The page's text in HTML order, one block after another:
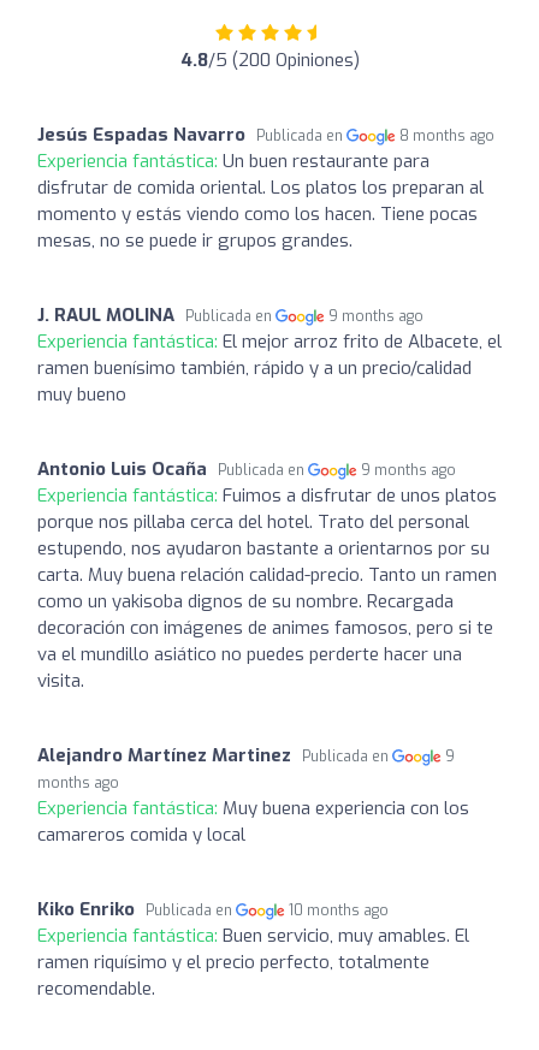
4.8/5 (200 Opiniones)
Jesús Espadas Navarro Publicada en 8 months ago
Experiencia fantástica: Un buen restaurante para
disfrutar de comida oriental. Los platos los preparan al
momento y estás viendo como los hacen. Tiene pocas
mesas, no se puede ir grupos grandes.
J. RAUL MOLINA Publicada en 9 months ago
Experiencia fantástica: El mejor arroz frito de Albacete, el
ramen buenísimo también, rápido y a un precio/calidad
muy bueno
Antonio Luis Ocaña Publicada en 9 months ago
Experiencia fantástica: Fuimos a disfrutar de unos platos
porque nos pillaba cerca del hotel. Trato del personal
estupendo, nos ayudaron bastante a orientarnos por su
carta. Muy buena relación calidad-precio. Tanto un ramen
como un yakisoba dignos de su nombre. Recargada
decoración con imágenes de animes famosos, pero si te
va el mundillo asiático no puedes perderte hacer una
visita.
Alejandro Martínez Martinez Publicada en
9
months ago
Experiencia fantástica: Muy buena experiencia con los
camareros comida y local
Kiko Enriko Publicada en 10 months ago
Experiencia fantástica: Buen servicio, muy amables. El
ramen riquísimo y el precio perfecto, totalmente
recomendable.